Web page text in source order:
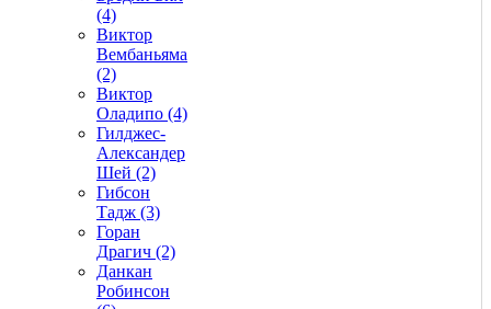
(4)
Виктор
Вембаньяма
(2)
Виктор
Оладипо (4)
Гилджес-
Александер
Шей (2)
Гибсон
Тадж (3)
Горан
Драгич (2)
Данкан
Робинсон